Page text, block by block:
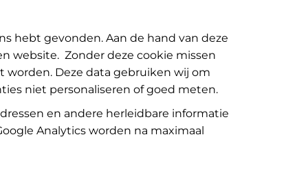
hebt gevonden. Aan de hand van deze
website. Zonder deze cookie missen
worden. Deze data gebruiken wij om
niet personaliseren of goed meten.
en andere herleidbare informatie
Analytics worden na maximaal